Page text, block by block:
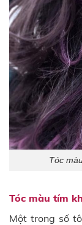
Tóc
Tóc màu tím
Một trong số